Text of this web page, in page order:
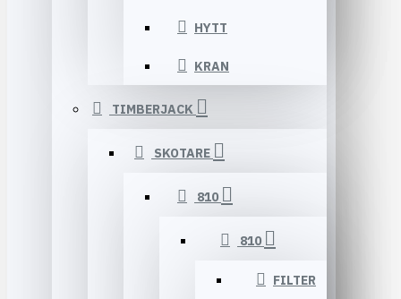
HYTT
KRAN
TIMBERJACK
SKOTARE
810
810
FILTER